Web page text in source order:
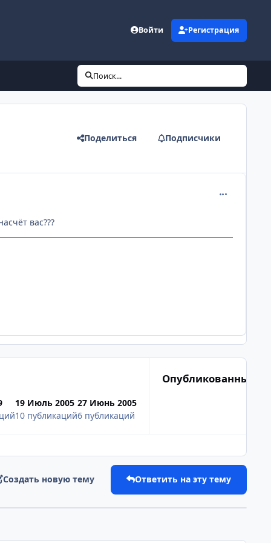
Войти Регистрация
Поиск...
Поделиться Подписчики
вас???
19 Июль 2005
10 публикаций
27 Июнь 2005
6 публикаций
Опубликованные
Создать новую тему Ответить на эту тему